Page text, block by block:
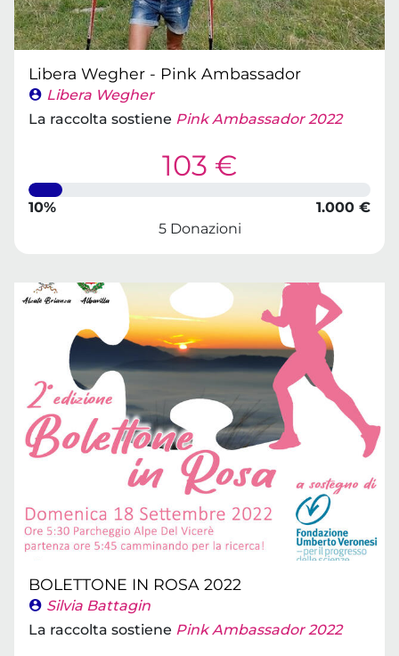
Libera Wegher - Pink Ambassador
Libera Wegher
La raccolta sostiene Pink Ambassador 2022
103 €
10%
1.000 €
5 Donazioni
BOLETTONE IN ROSA 2022
Silvia Battagin
La raccolta sostiene Pink Ambassador 2022